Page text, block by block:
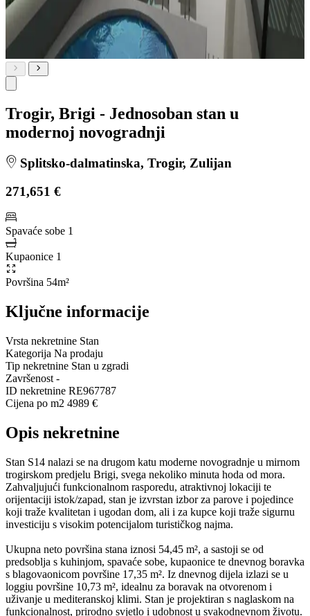
Trogir, Brigi - Jednosoban stan u
modernoj novogradnji
Splitsko-dalmatinska, Trogir, Zulijan
271,651 €
Spavaće sobe 1
Kupaonice 1
Površina 54m²
Ključne informacije
Vrsta nekretnine Stan
Kategorija Na prodaju
Tip nekretnine Stan u zgradi
Završenost -
ID nekretnine RE967787
Cijena po m2 4989 €
Opis nekretnine
Stan S14 nalazi se na drugom katu moderne novogradnje u mirnom
trogirskom predjelu Brigi, svega nekoliko minuta hoda od mora.
Zahvaljujući funkcionalnom rasporedu, atraktivnoj lokaciji te
orijentaciji istok/zapad, stan je izvrstan izbor za parove i pojedince
koji traže kvalitetan i ugodan dom, ali i za kupce koji traže sigurnu
investiciju s visokim potencijalom turističkog najma.
Ukupna neto površina stana iznosi 54,45 m², a sastoji se od
predsoblja s kuhinjom, spavaće sobe, kupaonice te dnevnog boravka
s blagovaonicom površine 17,35 m². Iz dnevnog dijela izlazi se u
loggiu površine 10,73 m², idealnu za boravak na otvorenom i
uživanje u mediteranskoj klimi. Stan je projektiran s naglaskom na
funkcionalnost, prirodno svjetlo i udobnost u svakodnevnom životu.